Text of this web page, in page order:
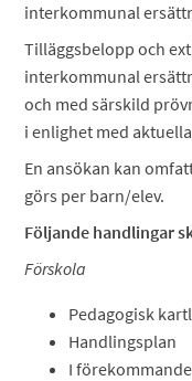
interkommunal
Tilläggsbelopp och
interkommunal
och med särskild
i enlighet med
En ansökan kan
görs per barn/elev.
Följande handlingar
Förskola
Pedagogisk
Handlingsplan
I